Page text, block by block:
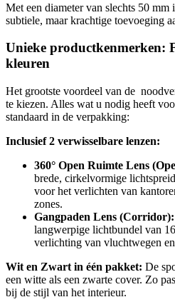
Met een diameter van slechts 50 mm
subtiele, maar krachtige toevoeging
Unieke productkenmerken:
kleuren
Het grootste voordeel van de
te kiezen. Alles wat u nodig heeft
standaard in de verpakking:
Inclusief 2 verwisselbare lenzen:
360° Open Ruimte Lens
brede, cirkelvormige
voor het verlichten van
zones.
Gangpaden Lens (Corridor):
langwerpige lichtbundel van
verlichting van vluchtwegen
Wit en Zwart in één pakket: De
een witte als een zwarte cover. Zo
bij de stijl van het interieur.